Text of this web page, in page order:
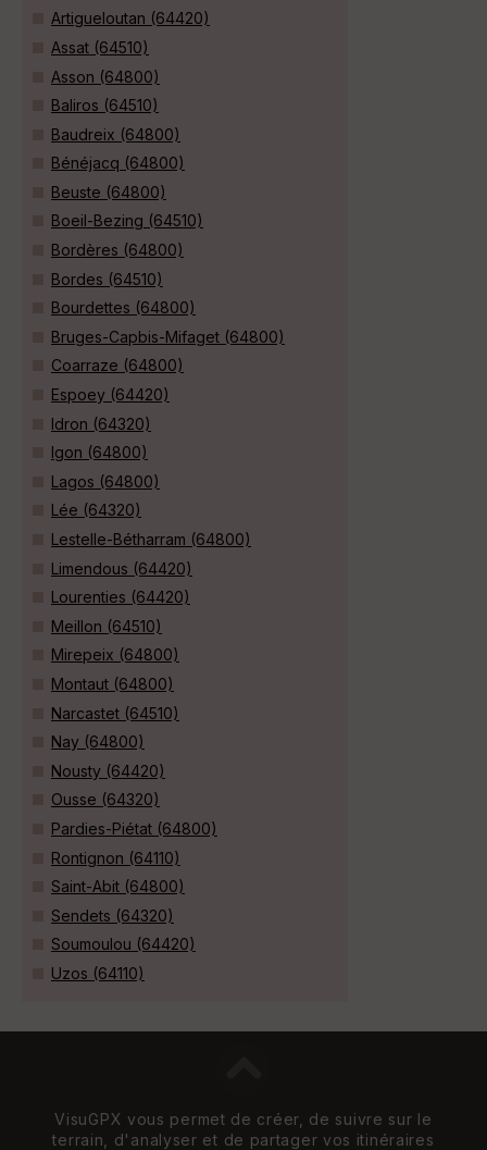
Artigueloutan (64420)
Assat (64510)
Asson (64800)
Baliros (64510)
Baudreix (64800)
Bénéjacq (64800)
Beuste (64800)
Boeil-Bezing (64510)
Bordères (64800)
Bordes (64510)
Bourdettes (64800)
Bruges-Capbis-Mifaget (64800)
Coarraze (64800)
Espoey (64420)
Idron (64320)
Igon (64800)
Lagos (64800)
Lée (64320)
Lestelle-Bétharram (64800)
Limendous (64420)
Lourenties (64420)
Meillon (64510)
Mirepeix (64800)
Montaut (64800)
Narcastet (64510)
Nay (64800)
Nousty (64420)
Ousse (64320)
Pardies-Piétat (64800)
Rontignon (64110)
Saint-Abit (64800)
Sendets (64320)
Soumoulou (64420)
Uzos (64110)
VisuGPX vous permet de créer, de suivre sur le
terrain, d'analyser et de partager vos itinéraires